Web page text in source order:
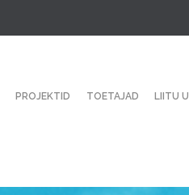
PROJEKTID TOETAJAD LIITU